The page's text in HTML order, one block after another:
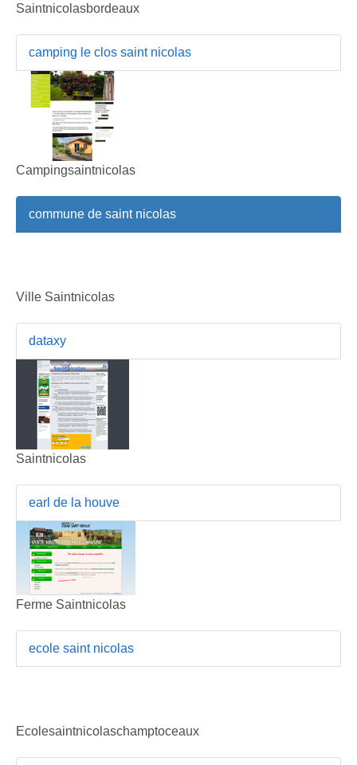
Saintnicolasbordeaux
camping le clos saint nicolas
Campingsaintnicolas
commune de saint nicolas
Ville Saintnicolas
dataxy
Saintnicolas
earl de la houve
Ferme Saintnicolas
ecole saint nicolas
Ecolesaintnicolaschamptoceaux